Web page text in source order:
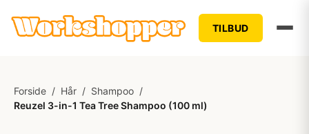
TILBUD
Forside / Hår / Shampoo /
Reuzel 3-in-1 Tea Tree Shampoo (100 ml)